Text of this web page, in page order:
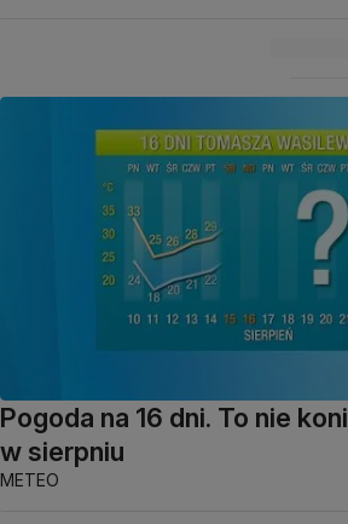
Pogoda na 16 dni. To nie
w sierpniu
METEO